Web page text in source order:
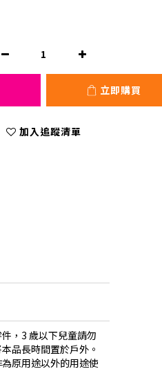
立即購買
加入追蹤清單
，3 歲以下兒童請勿
品長時間置於戶外。
原用途以外的用途使